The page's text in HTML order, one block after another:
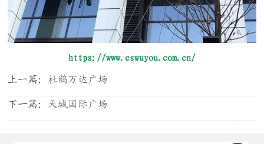
https://www.cswuyou.com.cn/
上一篇： 杜鹃万达广场
下一篇： 天城国际广场